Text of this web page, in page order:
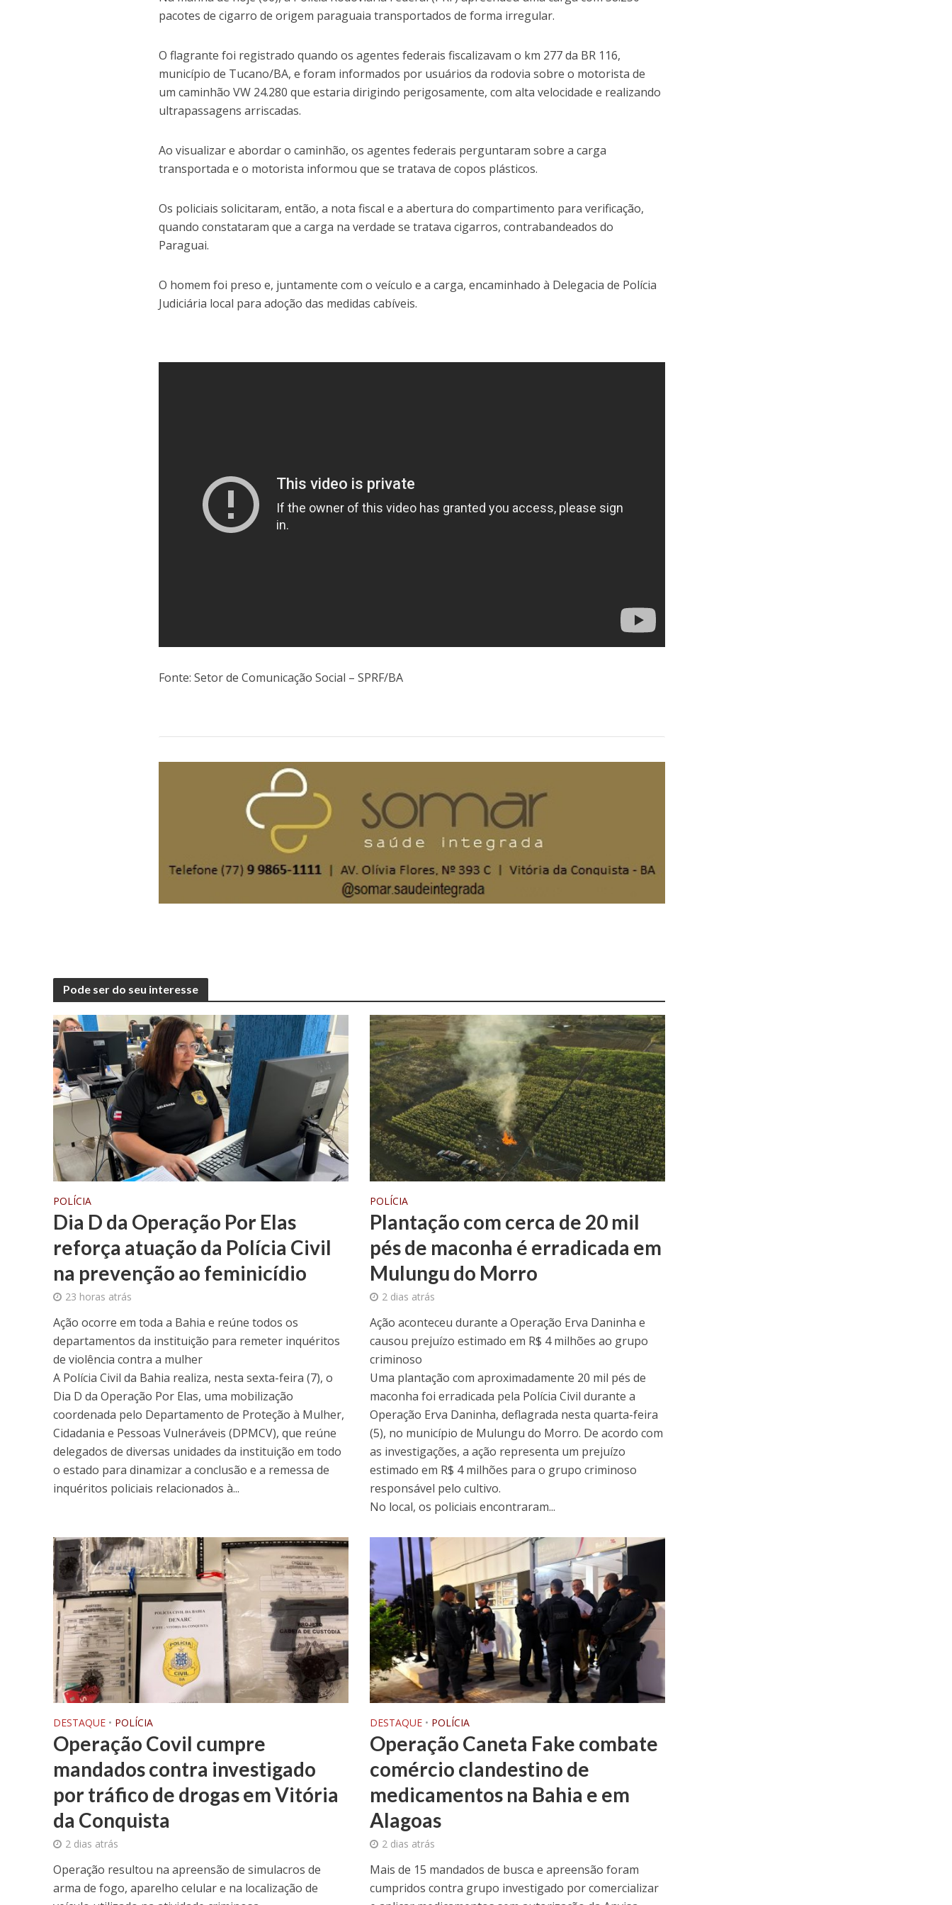
pacotes de cigarro de origem paraguaia transportados de forma irregular.
O flagrante foi registrado quando os agentes federais fiscalizavam o km 277 da BR 116,
município de Tucano/BA, e foram informados por usuários da rodovia sobre o motorista de
um caminhão VW 24.280 que estaria dirigindo perigosamente, com alta velocidade e realizando
ultrapassagens arriscadas.
Ao visualizar e abordar o caminhão, os agentes federais perguntaram sobre a carga
transportada e o motorista informou que se tratava de copos plásticos.
Os policiais solicitaram, então, a nota fiscal e a abertura do compartimento para verificação,
quando constataram que a carga na verdade se tratava cigarros, contrabandeados do
Paraguai.
O homem foi preso e, juntamente com o veículo e a carga, encaminhado à Delegacia de Polícia
Judiciária local para adoção das medidas cabíveis.
Fonte: Setor de Comunicação Social – SPRF/BA
Pode ser do seu interesse
POLÍCIA
Dia D da Operação Por Elas
reforça atuação da Polícia Civil
na prevenção ao feminicídio
23 horas atrás
Ação ocorre em toda a Bahia e reúne todos os
departamentos da instituição para remeter inquéritos
de violência contra a mulher
A Polícia Civil da Bahia realiza, nesta sexta-feira (7), o
Dia D da Operação Por Elas, uma mobilização
coordenada pelo Departamento de Proteção à Mulher,
Cidadania e Pessoas Vulneráveis (DPMCV), que reúne
delegados de diversas unidades da instituição em todo
o estado para dinamizar a conclusão e a remessa de
inquéritos policiais relacionados à...
POLÍCIA
Plantação com cerca de 20 mil
pés de maconha é erradicada em
Mulungu do Morro
2 dias atrás
Ação aconteceu durante a Operação Erva Daninha e
causou prejuízo estimado em R$ 4 milhões ao grupo
criminoso
Uma plantação com aproximadamente 20 mil pés de
maconha foi erradicada pela Polícia Civil durante a
Operação Erva Daninha, deflagrada nesta quarta-feira
(5), no município de Mulungu do Morro. De acordo com
as investigações, a ação representa um prejuízo
estimado em R$ 4 milhões para o grupo criminoso
responsável pelo cultivo.
No local, os policiais encontraram...
DESTAQUE • POLÍCIA
Operação Covil cumpre
mandados contra investigado
por tráfico de drogas em Vitória
da Conquista
2 dias atrás
Operação resultou na apreensão de simulacros de
arma de fogo, aparelho celular e na localização de
DESTAQUE • POLÍCIA
Operação Caneta Fake combate
comércio clandestino de
medicamentos na Bahia e em
Alagoas
2 dias atrás
Mais de 15 mandados de busca e apreensão foram
cumpridos contra grupo investigado por comercializar